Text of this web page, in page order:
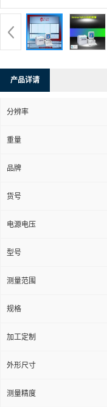
产品详请
分辨率
重量
品牌
货号
电源电压
型号
测量范围
规格
加工定制
外形尺寸
测量精度